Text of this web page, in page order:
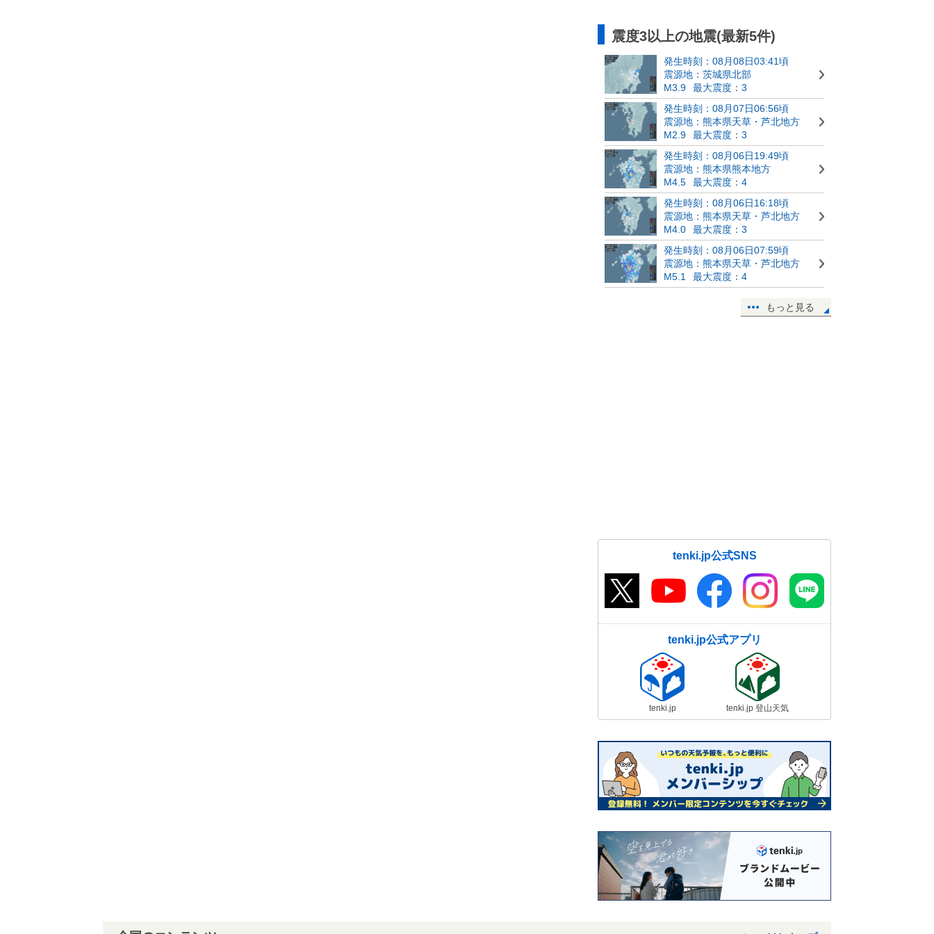
震度3以上の地震(最新5件)
発生時刻：08月08日03:41頃
震源地：茨城県北部
M3.9
最大震度：3
発生時刻：08月07日06:56頃
震源地：熊本県天草・芦北地方
M2.9
最大震度：3
発生時刻：08月06日19:49頃
震源地：熊本県熊本地方
M4.5
最大震度：4
発生時刻：08月06日16:18頃
震源地：熊本県天草・芦北地方
M4.0
最大震度：3
発生時刻：08月06日07:59頃
震源地：熊本県天草・芦北地方
M5.1
最大震度：4
もっと見る
tenki.jp公式SNS
tenki.jp公式アプリ
tenki.jp tenki.jp 登山天気